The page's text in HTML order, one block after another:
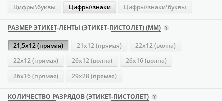
Цифры\буквы Цифры\знаки Цифры\знаки\буквы
РАЗМЕР ЭТИКЕТ-ЛЕНТЫ (ЭТИКЕТ-ПИСТОЛЕТ) (ММ)
21,5х12 (прямая) 21х12 (прямая)
22х12 (волна)
22х12 (прямая)
26х12 (волна)
26х16 (волна)
26х16 (прямая)
29х28 (прямая)
КОЛИЧЕСТВО РАЗРЯДОВ (ЭТИКЕТ-ПИСТОЛЕТ)